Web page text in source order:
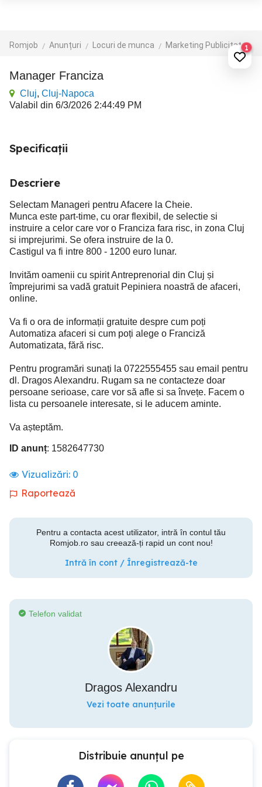
Romjob Anunțuri Locuri de munca Marketing Publicitate1
Manager Franciza
Cluj, Cluj-Napoca
Valabil din 6/3/2026 2:44:49 PM
Specificații
Descriere
Selectam Manageri pentru Afacere la Cheie.
Munca este part-time, cu orar flexibil, de selectie si
instruire a celor care vor o Franciza fara risc, in zona Cluj
si imprejurimi. Se ofera instruire de la 0.
Castigul va fi intre 800 - 1200 euro lunar.
Invităm oamenii cu spirit Antreprenorial din Cluj și
împrejurimi sa vadă gratuit Pepiniera noastră de afaceri,
online.
Va fi o ora de informații gratuite despre cum poți
Automatiza afaceri si cum poți alege o Franciză
Automatizata, fără risc.
Pentru programări sunați la 0722555455 sau email pentru
dl. Dragos Alexandru. Rugam sa ne contacteze doar
persoane serioase, care vor să afle si sa învețe. Facem o
lista cu persoanele interesate, si le aducem aminte.
Va așteptăm.
ID anunț: 1582647730
Vizualizări: 0
Raportează
Pentru a contacta acest utilizator, intră în contul tău
Romjob.ro sau creează-ți rapid un cont nou!
Intră în cont / Înregistrează-te
Telefon validat
Dragos Alexandru
Vezi toate anunțurile
Distribuie anunțul pe